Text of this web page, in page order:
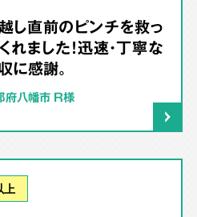
し直前のピンチを救っ
れました！迅速・丁寧な
に感謝。
府八幡市 R様
上